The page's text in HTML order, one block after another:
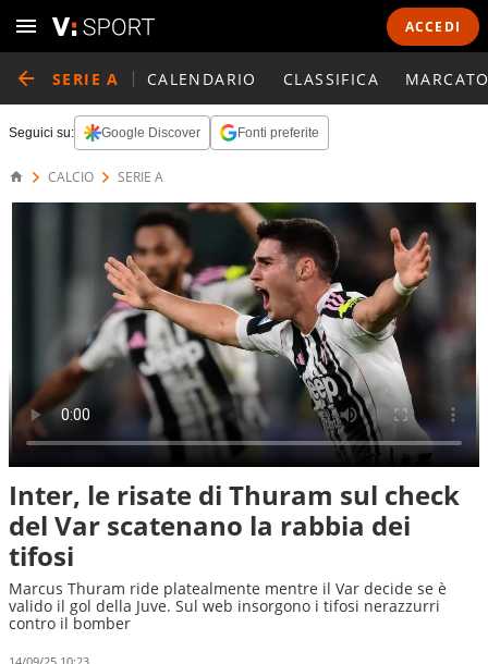
ACCEDI
SERIE A CALENDARIO CLASSIFICA
Seguici su: Google Discover Fonti preferite
CALCIO SERIE A
Inter, le risate di Thuram sul check
del Var scatenano la rabbia dei
tifosi
Marcus Thuram ride platealmente mentre il Var decide se è
valido il gol della Juve. Sul web insorgono i tifosi nerazzurri
contro il bomber